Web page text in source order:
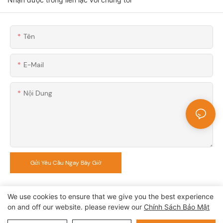
Tên
E-Mail
Nội Dung
Gửi Yêu Cầu Ngay Bây Giờ
Copyright © 2026 CÔNG TY TNHH CÔNG NGHỆ AUPINS |
We use cookies to ensure that we give you the best experience
on and off our website. please review our Chính Sách Bảo Mật